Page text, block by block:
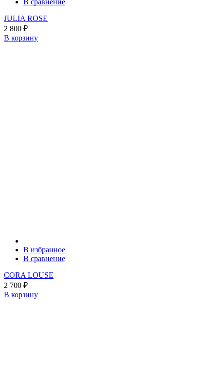
В сравнение
JULIA ROSE
2 800 ₽
В корзину
В избранное
В сравнение
CORA LOUSE
2 700 ₽
В корзину